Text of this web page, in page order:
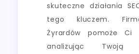
skuteczne działania
tego kluczem.
Żyrardów pomoże
analizując Twoją